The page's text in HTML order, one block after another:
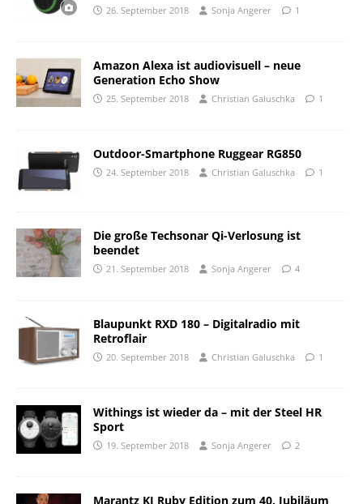
26. September 2018 Sonja Angerer 1
Amazon Alexa ist audiovisuell – neue
Generation Echo Show
25. September 2018 Christian Galuschka 1
Outdoor-Smartphone Ruggear RG850
24. September 2018 Christian Galuschka 1
Die große Techsonar Qi-Verlosung ist
beendet
21. September 2018 Sonja Angerer 4
Blaupunkt RXD 180 – Digitalradio mit
Retroflair
20. September 2018 Christian Galuschka 1
Withings ist wieder da – mit der Steel HR
Sport
19. September 2018 Sonja Angerer 2
Marantz KI Ruby Edition zum 40. Jubiläum